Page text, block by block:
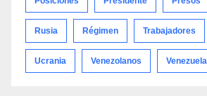
Rusia Régimen Trabajadores
Ucrania Venezolanos Venezuela